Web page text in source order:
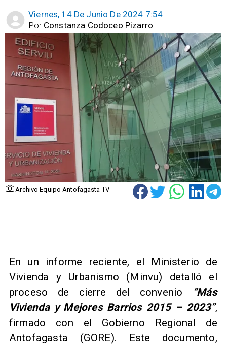
Viernes, 14 De Junio De 2024 7:54
Constanza Codoceo Pizarro
Por
Archivo Equipo Antofagasta TV
En un informe reciente, el Ministerio de
Vivienda y Urbanismo (Minvu) detalló el
proceso de cierre del convenio “Más
Vivienda y Mejores Barrios 2015 – 2023”,
firmado con el Gobierno Regional de
Antofagasta (GORE). Este documento,